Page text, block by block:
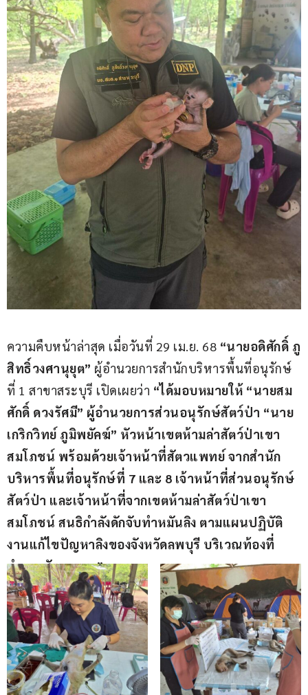
ความคืบหน้าล่าสุด เมื่อวันที่ 29 เม.ย. 68 “นายอดิศักดิ์ ภู
สิทธิ์วงศานุยุต” ผู้อำนวยการสำนักบริหารพื้นที่อนุรักษ์
ที่ 1 สาขาสระบุรี เปิดเผยว่า “ได้มอบหมายให้ “นายสม
ศักดิ์ ดวงรัศมี” ผู้อำนวยการส่วนอนุรักษ์สัตว์ป่า “นาย
เกริกวิทย์ ภูมิพยัคฆ์” หัวหน้าเขตห้ามล่าสัตว์ป่าเขา
สมโภชน์ พร้อมด้วยเจ้าหน้าที่สัตวแพทย์ จากสำนัก
บริหารพื้นที่อนุรักษ์ที่ 7 และ 8 เจ้าหน้าที่ส่วนอนุรักษ์
สัตว์ป่า และเจ้าหน้าที่จากเขตห้ามล่าสัตว์ป่าเขา
สมโภชน์ สนธิกำลังดักจับทำหมันลิง ตามแผนปฏิบัติ
งานแก้ไขปัญหาลิงของจังหวัดลพบุรี บริเวณท้องที่
อำเภอชัยบาดาล”